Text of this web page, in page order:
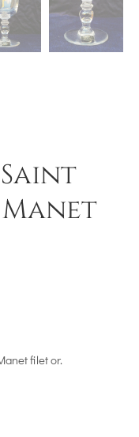
Manet
filet or.